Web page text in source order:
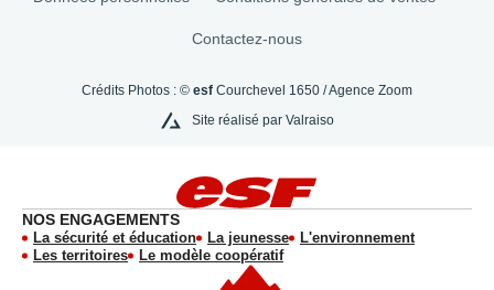
Contactez-nous
Crédits Photos : © esf Courchevel 1650 / Agence Zoom
Site réalisé par Valraiso
NOS ENGAGEMENTS
La sécurité et éducation La jeunesse
L'environnement
Les territoires
Le modèle coopératif